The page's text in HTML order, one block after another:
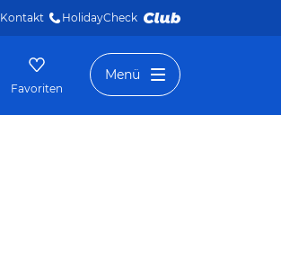
Kontakt HolidayCheck
Favoriten
Menü